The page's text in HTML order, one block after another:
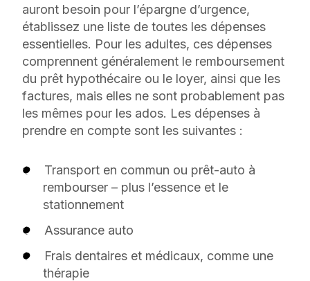
auront besoin pour l’épargne d’urgence,
établissez une liste de toutes les dépenses
essentielles. Pour les adultes, ces dépenses
comprennent généralement le remboursement
du prêt hypothécaire ou le loyer, ainsi que les
factures, mais elles ne sont probablement pas
les mêmes pour les ados. Les dépenses à
prendre en compte sont les suivantes :
Transport en commun ou prêt-auto à
rembourser – plus l’essence et le
stationnement
Assurance auto
Frais dentaires et médicaux, comme une
thérapie